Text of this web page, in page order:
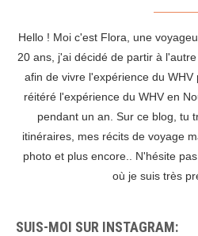
Hello ! Moi c'est Flora, une
20 ans, j'ai décidé de partir à
afin de vivre l'expérience du
réitéré l'expérience du WHV en
pendant un an. Sur ce blog, tu
itinéraires, mes récits de voyage
photo et plus encore.. N'hésite
où je suis très
SUIS-MOI SUR INSTAGRAM: